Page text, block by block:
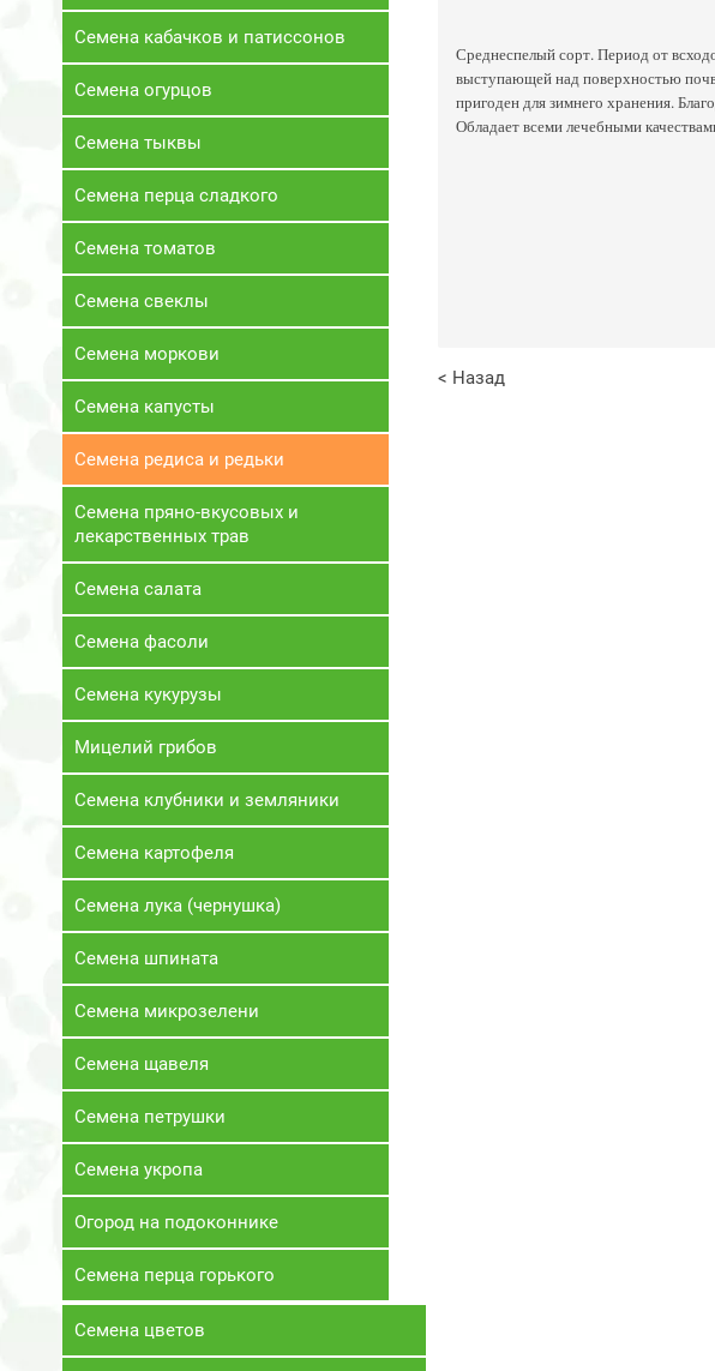
Семена кабачков и патиссонов
Семена огурцов
Семена тыквы
Семена перца сладкого
Семена томатов
Семена свеклы
Семена моркови
Семена капусты
Семена редиса и редьки
Семена пряно-вкусовых и
лекарственных трав
Семена салата
Семена фасоли
Семена кукурузы
Мицелий грибов
Семена клубники и земляники
Семена картофеля
Семена лука (чернушка)
Семена шпината
Семена микрозелени
Семена щавеля
Семена петрушки
Семена укропа
Огород на подоконнике
Семена перца горького
Семена цветов
Среднеспелый сорт. Период от
выступающей над поверхностью
пригоден для зимнего хранения.
Обладает всеми лечебными
< Назад